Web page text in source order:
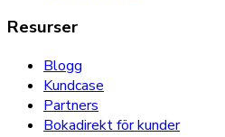
Resurser
Blogg
Kundcase
Partners
Bokadirekt för kunder